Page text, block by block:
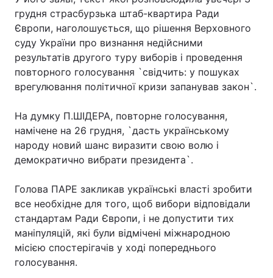
грудня страсбурзька штаб-квартира Ради
Європи, наголошується, що рішення Верховного
суду України про визнання недійсними
результатів другого туру виборів і проведення
повторного голосування `свідчить: у пошуках
врегулювання політичної кризи запанував закон`.
На думку П.ШІДЕРА, повторне голосування,
намічене на 26 грудня, `дасть українському
народу новий шанс виразити свою волю і
демократично вибрати президента`.
Голова ПАРЕ закликав українські власті зробити
все необхідне для того, щоб вибори відповідали
стандартам Ради Європи, і не допустити тих
маніпуляцій, які були відмічені міжнародною
місією спостерігачів у ході попереднього
голосування.